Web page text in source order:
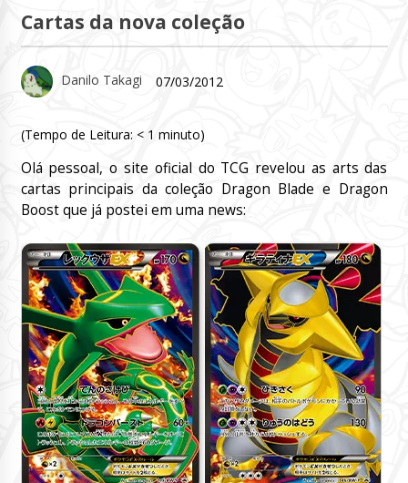
Cartas da nova coleção
Danilo Takagi 07/03/2012
(Tempo de Leitura: < 1 minuto)
Olá pessoal, o site oficial do TCG revelou as arts das
cartas principais da coleção Dragon Blade e Dragon
Boost que já postei em uma news: